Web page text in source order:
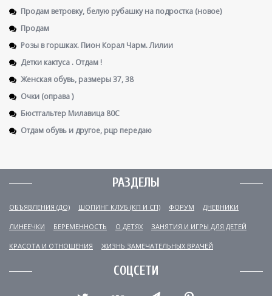
Продам ветровку, белую рубашку на подростка (новое)
Продам
Розы в горшках. Пион Корал Чарм. Лилии
Детки кактуса . Отдам !
Женская обувь, размеры 37, 38
Очки (оправа )
Бюстгальтер Милавица 80С
Отдам обувь и другое, рцр передаю
РАЗДЕЛЫ
ОБЪЯВЛЕНИЯ (ДО) ШОПИНГ КЛУБ (КП И СП) ФОРУМ ДНЕВНИКИ
ЛИНЕЕЧКИ БЕРЕМЕННОСТЬ О ДЕТЯХ ЗАНЯТИЯ И ИГРЫ ДЛЯ ДЕТЕЙ
КРАСОТА И ОТНОШЕНИЯ ЖИЗНЬ ЗАМЕЧАТЕЛЬНЫХ ВРАЧЕЙ
СОЦСЕТИ